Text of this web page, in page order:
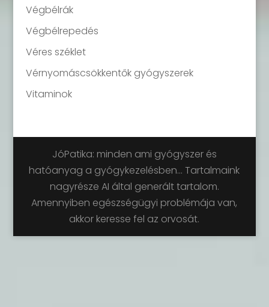
Végbélrák
Végbélrepedés
Véres széklet
Vérnyomáscsökkentők gyógyszerek
Vitaminok
JóPatika: minden ami gyógyszer és
hatóanyag a gyógykezelésben... Tartalmaink
nagyrésze AI által generált tartalom.
Amennyiben egészségügyi problémája van,
akkor keresse fel az orvosát.